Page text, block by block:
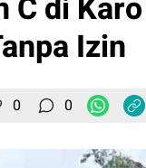
C di Karo
Izin
0 0